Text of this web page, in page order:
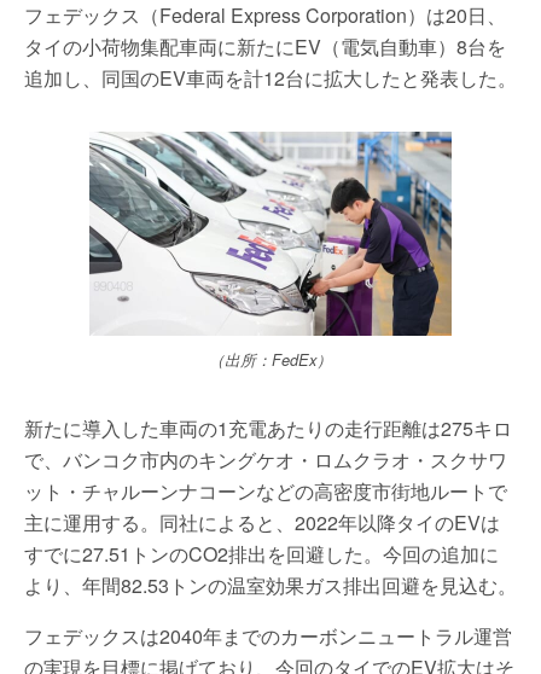
フェデックス（Federal Express Corporation）は20日、
タイの小荷物集配車両に新たにEV（電気自動車）8台を
追加し、同国のEV車両を計12台に拡大したと発表した。
（出所：FedEx）
新たに導入した車両の1充電あたりの走行距離は275キロ
で、バンコク市内のキングケオ・ロムクラオ・スクサワ
ット・チャルーンナコーンなどの高密度市街地ルートで
主に運用する。同社によると、2022年以降タイのEVは
すでに27.51トンのCO2排出を回避した。今回の追加に
より、年間82.53トンの温室効果ガス排出回避を見込む。
フェデックスは2040年までのカーボンニュートラル運営
の実現を目標に掲げており、今回のタイでのEV拡大はそ